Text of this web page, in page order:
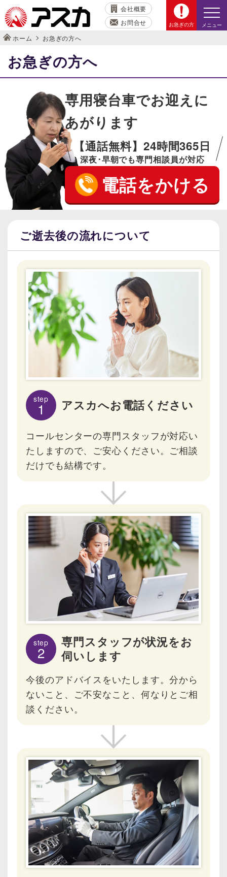
会社概要
お問合せ
お急ぎの方 メニュー
ホーム お急ぎの方へ
お急ぎの方へ
専用寝台車でお迎えに
あがります
【通話無料】24時間365日
深夜･早朝でも専門相談員が対応
電話をかける
ご逝去後の流れについて
step
1 アスカへお電話ください
コールセンターの専門スタッフが対応い
たしますので、ご安心ください。ご相談
だけでも結構です。
step
2
専門スタッフが状況をお
伺いします
今後のアドバイスをいたします。分から
ないこと、ご不安なこと、何なりとご相
談ください。